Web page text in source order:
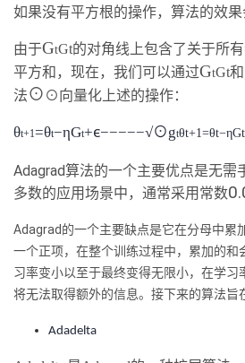
如果没有平方根的操作，算法的效果
由于GtGt的对角线上包含了关于所
平方和，现在，我们可以通过GtGt和
法⊙ ⊙向量化上述的操作：
θt+1=θt−ηGt+ϵ−−−−−√⊙gtθt+1=θt−
Adagrad算法的一个主要优点是无需
多数的应用场景中，通常采用常数
Adagrad的一个主要缺点是它在分母中累
一个正项，在整个训练过程中，累加的和
习率变小以至于最终变得无限小，在学习
将无法取得额外的信息。接下来的算法旨
Adadelta